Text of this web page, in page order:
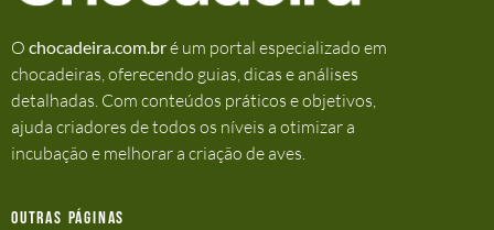
O chocadeira.com.bré um portal especializado em
chocadeiras, oferecendo guias, dicas e análises
detalhadas. Com conteúdos práticos e objetivos,
ajuda criadores de todos os níveis a otimizar a
incubação e melhorar a criação de aves.
Outras Páginas